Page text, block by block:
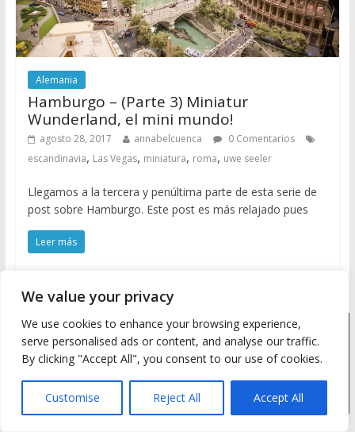
We value your privacy
We use cookies to enhance your browsing experience,
serve personalised ads or content, and analyse our traffic.
By clicking "Accept All", you consent to our use of cookies.
Customise Reject All Accept All
Alemania
Hamburgo – (Parte 3) Miniatur
Wunderland, el mini mundo!
agosto 28, 2017 annabelcuenca
0 Comentarios
escandinavia, Las Vegas, miniatura, roma, uwe seeler
Llegamos a la tercera y penúltima parte de esta serie de
post sobre Hamburgo. Este post es más relajado pues
Leer más
Copyright © 2026Meine Wanderlust. Todos los derechos
reservados.
Tema: ColorMag by ThemeGrill. Desarrollado con WordPress